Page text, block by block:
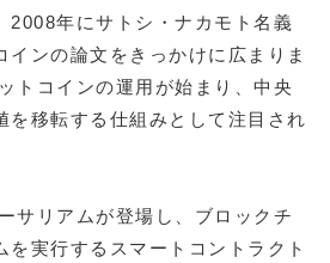
2008年にサトシ・ナカモト名義
インの論文をきっかけに広まりま
トコインの運用が始まり、中央
を移転する仕組みとして注目され
サリアムが登場し、ブロックチ
を実行するスマートコントラクト